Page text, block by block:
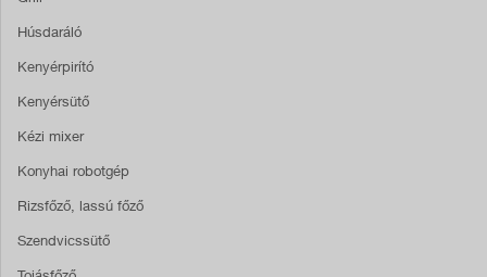
Húsdaráló
Kenyérpirító
Kenyérsütő
Kézi mixer
Konyhai robotgép
Rizsfőző, lassú főző
Szendvicssütő